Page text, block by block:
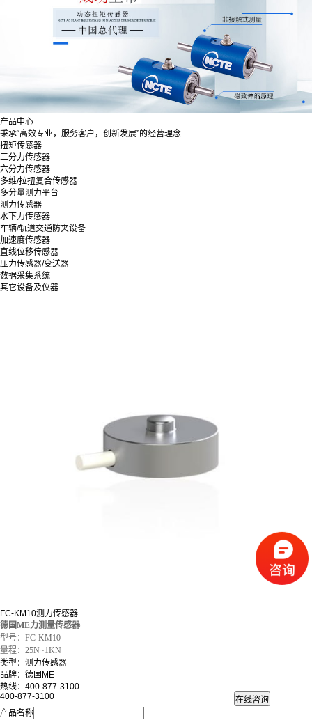
产品中心
秉承“高效专业，服务客户，创新发展”的经营理念
扭矩传感器
三分力传感器
六分力传感器
多维/拉扭复合传感器
多分量测力平台
测力传感器
水下力传感器
车辆/轨道交通防夹设备
加速度传感器
直线位移传感器
压力传感器/变送器
数据采集系统
其它设备及仪器
FC-KM10测力传感器
德国ME力测量传感器
型号：FC-KM10
量程：25N~1KN
类型：测力传感器
品牌：德国ME
热线：400-877-3100
400-877-3100
产品名称